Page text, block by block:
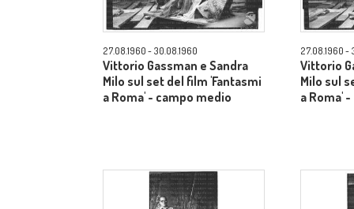
27.08.1960 - 30.08.1960
Vittorio Gassman e Sandra
Milo sul set del film 'Fantasmi
a Roma' - campo medio
27.08.1960 -
Vittorio
Milo sul
a Roma'